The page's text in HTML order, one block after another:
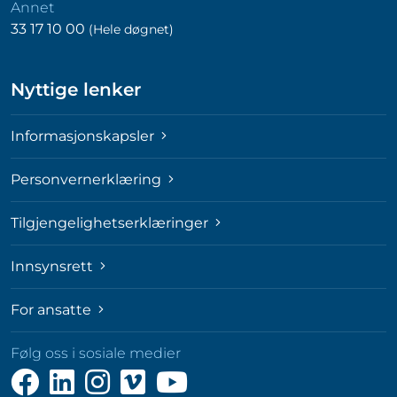
Annet
33 17 10 00 (Hele døgnet)
Nyttige lenker
Informasjonskapsler
Personvernerklæring
Tilgjengelighetserklæringer
Innsynsrett
For ansatte
Følg oss i sosiale medier
Følg
Følg
Følg
Følg
Følg